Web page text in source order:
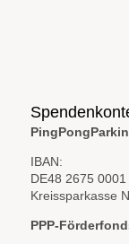
IBAN:
DE48 2675
Kreissparkasse
PPP-